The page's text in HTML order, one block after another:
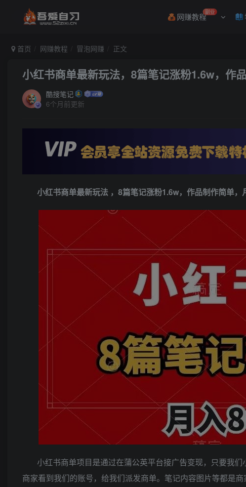
网赚教程副业
首页 网赚教程 冒泡网赚 正文
小红书商单最新玩法，8篇笔记涨粉1.6w，作
酷搜笔记
6个月前更新
小红书商单最新玩法 ，8篇笔记涨粉1.6w，作品制作简单，
小红书商单项目是通过在蒲公英平台接广告变现，只要我
商家看到我们的账号，给我们派发商单。笔记内容图片等都是